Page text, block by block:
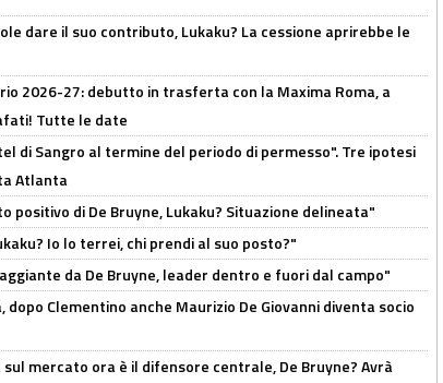
dare il suo contributo, Lukaku? La cessione aprirebbe le
2026-27: debutto in trasferta con la Maxima Roma, a
Tutte le date
di Sangro al termine del periodo di permesso". Tre ipotesi
Atlanta
positivo di De Bruyne, Lukaku? Situazione delineata"
Io lo terrei, chi prendi al suo posto?"
da De Bruyne, leader dentro e fuori dal campo"
dopo Clementino anche Maurizio De Giovanni diventa socio
sul mercato ora è il difensore centrale, De Bruyne? Avrà